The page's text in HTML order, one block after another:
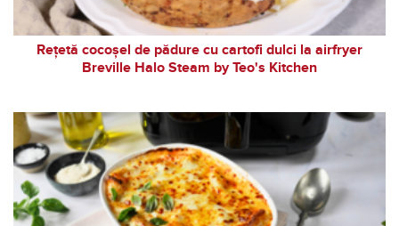
Rețetă cocoșel de pădure cu cartofi dulci la airfryer
Breville Halo Steam by Teo's Kitchen